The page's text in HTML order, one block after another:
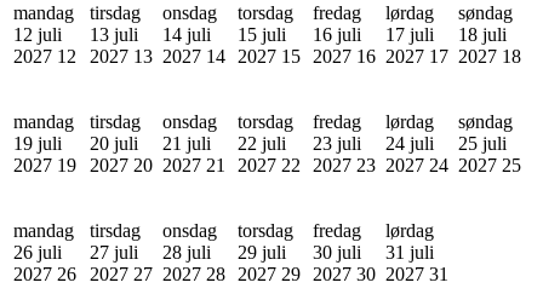
mandag
12 juli
2027 12
tirsdag
13 juli
2027 13
onsdag
14 juli
2027 14
torsdag
15 juli
2027 15
fredag
16 juli
2027 16
lørdag
17 juli
2027 17
søndag
18 juli
2027 18
mandag
19 juli
2027 19
tirsdag
20 juli
2027 20
onsdag
21 juli
2027 21
torsdag
22 juli
2027 22
fredag
23 juli
2027 23
lørdag
24 juli
2027 24
søndag
25 juli
2027 25
mandag
26 juli
2027 26
tirsdag
27 juli
2027 27
onsdag
28 juli
2027 28
torsdag
29 juli
2027 29
fredag
30 juli
2027 30
lørdag
31 juli
2027 31